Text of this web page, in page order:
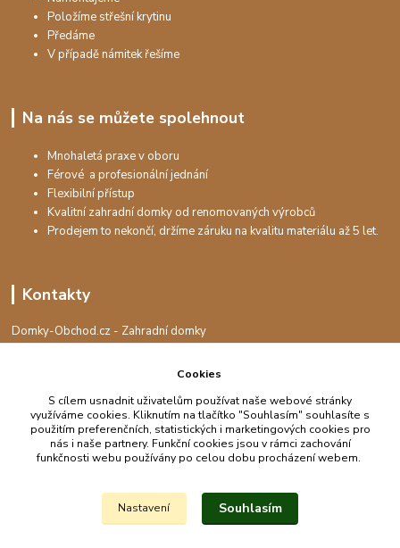
Položíme střešní krytinu
Předáme
V případě námitek řešíme
Na nás se můžete spolehnout
Mnohaletá praxe v oboru
Férové a profesionální jednání
Flexibilní přístup
Kvalitní zahradní domky od renomovaných výrobců
Prodejem to nekončí, držíme záruku na kvalitu materiálu až 5 let.
Kontakty
Domky-Obchod.cz - Zahradní domky
+420 730 501 925
info@domky-obchod.cz
Upravit sběr cookies.
Cookies
S cílem usnadnit uživatelům používat naše webové stránky
využíváme cookies. Kliknutím na tlačítko "Souhlasím" souhlasíte s
použitím preferenčních, statistických i marketingových cookies pro
nás i naše partnery. Funkční cookies jsou v rámci zachování
funkčnosti webu používány po celou dobu procházení webem.
Nastavení Souhlasím